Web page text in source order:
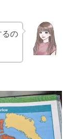
るの